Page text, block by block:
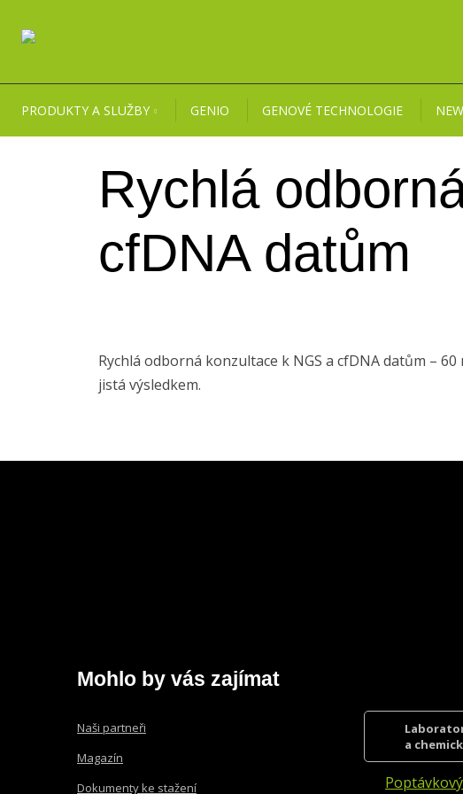
PRODUKTY A SLUŽBY GENIO GENOVÉ TECHNOLOGIE
Rychlá
cfDNA datům
Rychlá odborná konzultace k NGS a cfDNA datům –
jistá výsledkem.
Mohlo by vás zajímat
Naši partneři
Magazín
Dokumenty ke stažení
a